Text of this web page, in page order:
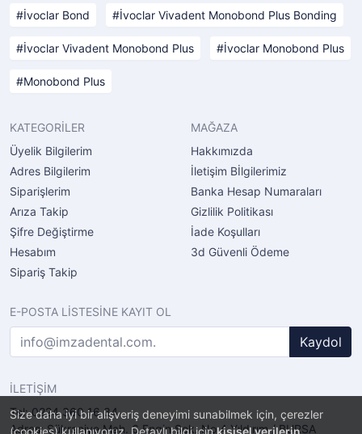
Size daha iyi bir alışveriş deneyimi sunabilmek için, çerezler
(cookies) kullanıyoruz. Detaylı bilgi içinkişisel verilerin
İvoclar Bond İvoclar Vivadent Monobond Plus Bonding
İvoclar Vivadent Monobond Plus İvoclar Monobond Plus
Monobond Plus
KATEGORİLER
Üyelik Bilgilerim
Adres Bilgilerim
Siparişlerim
Arıza Takip
Şifre Değiştirme
Hesabım
Sipariş Takip
MAĞAZA
Hakkımızda
İletişim Bİlgilerimiz
Banka Hesap Numaraları
Gizlilik Politikası
İade Koşulları
3d Güvenli Ödeme
E-POSTA LİSTESİNE KAYIT OL
Kaydol
İLETİŞİM
Tel: 0224 360 16 34
Adres: Şükraniye Mah. 6.Engin Sok. No.4 Yıldırım / BURSA